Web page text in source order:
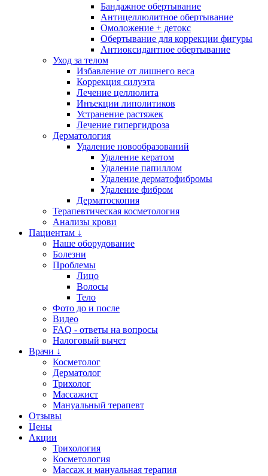
Бандажное обертывание
Антицеллюлитное обертывание
Омоложение + детокс
Обертывание для коррекции фигуры
Антиоксидантное обертывание
Уход за телом
Избавление от лишнего веса
Коррекция силуэта
Лечение целлюлита
Инъекции липолитиков
Устранение растяжек
Лечение гипергидроза
Дерматология
Удаление новообразований
Удаление кератом
Удаление папиллом
Удаление дерматофибромы
Удаление фибром
Дерматоскопия
Терапевтическая косметология
Анализы крови
Пациентам ↓
Наше оборудование
Болезни
Проблемы
Лицо
Волосы
Тело
Фото до и после
Видео
FAQ - ответы на вопросы
Налоговый вычет
Врачи ↓
Косметолог
Дерматолог
Трихолог
Массажист
Мануальный терапевт
Отзывы
Цены
Акции
Трихология
Косметология
Массаж и мануальная терапия